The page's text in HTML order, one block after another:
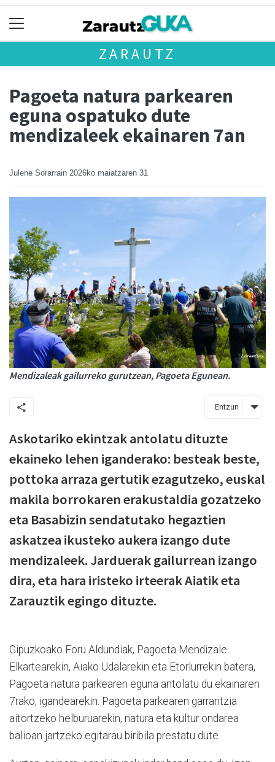
ZARAUTZ
Pagoeta natura parkearen
eguna ospatuko dute
mendizaleek ekainaren 7an
Julene Sorarrain 2026ko maiatzaren 31
Mendizaleak gailurreko gurutzean, Pagoeta Egunean.
Entzun
Askotariko ekintzak antolatu dituzte
ekaineko lehen iganderako: besteak beste,
pottoka arraza gertutik ezagutzeko, euskal
makila borrokaren erakustaldia gozatzeko
eta Basabizin sendatutako hegaztien
askatzea ikusteko aukera izango dute
mendizaleek. Jarduerak gailurrean izango
dira, eta hara iristeko irteerak Aiatik eta
Zarauztik egingo dituzte.
Gipuzkoako Foru Aldundiak, Pagoeta Mendizale
Elkartearekin, Aiako Udalarekin eta Etorlurrekin batera,
Pagoeta natura parkearen eguna antolatu du ekainaren
7rako, igandearekin. Pagoeta parkearen garrantzia
aitortzeko helburuarekin, natura eta kultur ondarea
balioan jartzeko egitarau biribila prestatu dute